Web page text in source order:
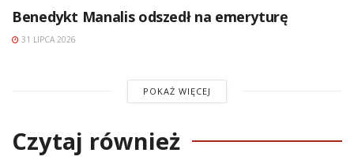
Benedykt Manalis odszedł na emeryturę
31 LIPCA 2026
POKAŻ WIĘCEJ
Czytaj również